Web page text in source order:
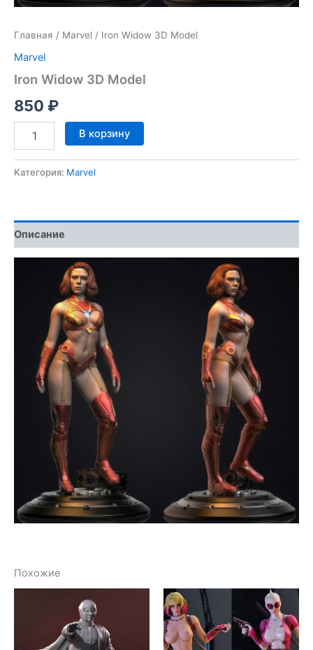
Главная / Marvel / Iron Widow 3D Model
Marvel
Iron Widow 3D Model
850 ₽
Количество
товара
Widow
В корзину
Категория: Marvel
Описание
Похожие